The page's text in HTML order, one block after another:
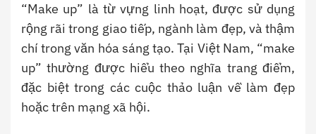
“Make up” là từ vựng linh hoạt, được sử dụng
rộng rãi trong giao tiếp, ngành làm đẹp, và thậm
chí trong văn hóa sáng tạo. Tại Việt Nam, “make
up” thường được hiểu theo nghĩa trang điểm,
đặc biệt trong các cuộc thảo luận về làm đẹp
hoặc trên mạng xã hội.